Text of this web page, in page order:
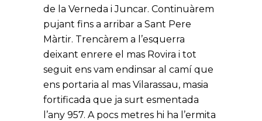
de la Verneda i Juncar. Continuàrem
pujant fins a arribar a Sant Pere
Màrtir. Trencàrem a l’esquerra
deixant enrere el mas Rovira i tot
seguit ens vam endinsar al camí que
ens portaria al mas Vilarassau, masia
fortificada que ja surt esmentada
l’any 957. A pocs metres hi ha l’ermita